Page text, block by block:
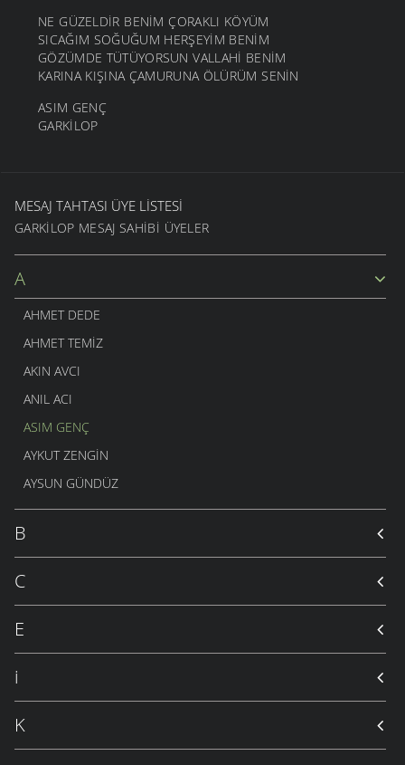
NE GÜZELDİR BENİM ÇORAKLI KÖYÜM
SICAĞIM SOĞUĞUM HERŞEYİM BENİM
GÖZÜMDE TÜTÜYORSUN VALLAHİ BENİM
KARINA KIŞINA ÇAMURUNA ÖLÜRÜM SENİN
ASIM GENÇ
GARKİLOP
MESAJ TAHTASI ÜYE LISTESI
GARKILOP MESAJ SAHIBI ÜYELER
A
AHMET DEDE
AHMET TEMIZ
AKIN AVCI
ANIL ACI
ASIM GENÇ
AYKUT ZENGIN
AYSUN GÜNDÜZ
B
C
E
i
K